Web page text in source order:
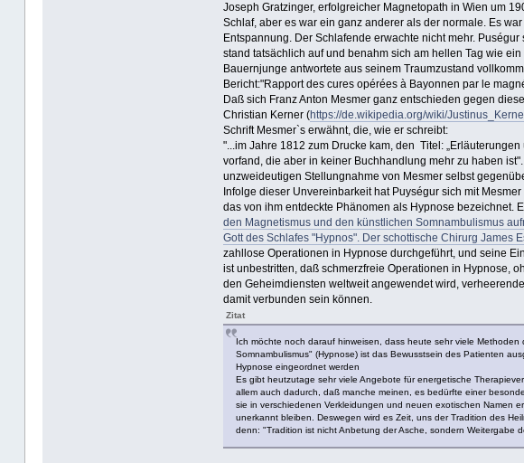
Joseph Gratzinger, erfolgreicher Magnetopath in Wien um
Schlaf, aber es war ein ganz anderer als der normale. Es
Entspannung. Der Schlafende erwachte nicht mehr.
stand tatsächlich auf und benahm sich am hellen Tag wie
Bauernjunge antwortete aus seinem Traumzustand
Bericht:"Rapport des cures opérées à Bayonnen par le
Daß sich Franz Anton Mesmer ganz entschieden gegen
Christian Kerner (https://de.wikipedia.org/wiki/
Schrift Mesmer`s erwähnt, die, wie er schreibt:
"...im Jahre 1812 zum Drucke kam, den Titel:
vorfand, die aber in keiner Buchhandlung mehr zu haben
unzweideutigen Stellungnahme von Mesmer selbst
Infolge dieser Unvereinbarkeit hat Puységur sich mit
das von ihm entdeckte Phänomen als Hypnose bezeichnet.
den Magnetismus und den künstlichen Somnambulismus
Gott des Schlafes "Hypnos". Der schottische Chirurg James
zahllose Operationen in Hypnose durchgeführt, und seine
ist unbestritten, daß schmerzfreie Operationen in Hypnose,
den Geheimdiensten weltweit angewendet wird,
damit verbunden sein können.
Zitat
Ich möchte noch darauf hinweisen, dass heute sehr viele
Somnambulismus" (Hypnose) ist das Bewusstsein des Patienten
Hypnose eingeordnet werden
Es gibt heutzutage sehr viele Angebote für energetische
allem auch dadurch, daß manche meinen, es bedürfte einer
sie in verschiedenen Verkleidungen und neuen exotischen Namen
unerkannt bleiben. Deswegen wird es Zeit, uns der Tradition des
denn: "Tradition ist nicht Anbetung der Asche, sondern Weitergabe